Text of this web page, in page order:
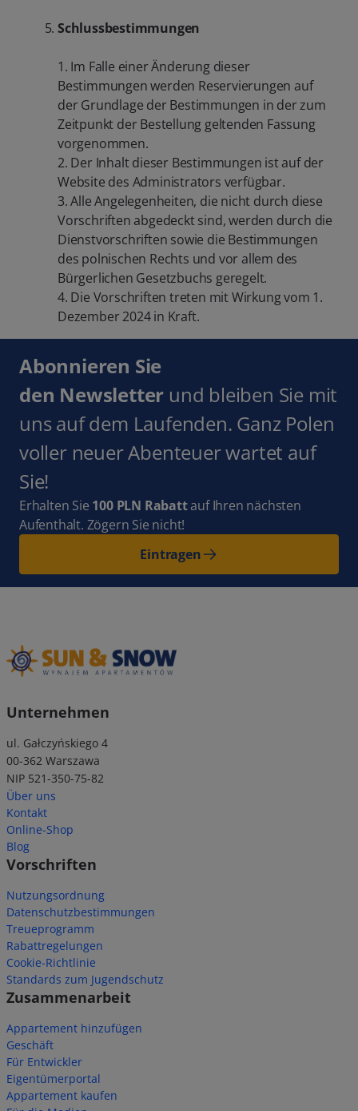
Schlussbestimmungen
1. Im Falle einer Änderung dieser
Bestimmungen werden Reservierungen auf
der Grundlage der Bestimmungen in der zum
Zeitpunkt der Bestellung geltenden Fassung
vorgenommen.
2. Der Inhalt dieser Bestimmungen ist auf der
Website des Administrators verfügbar.
3. Alle Angelegenheiten, die nicht durch diese
Vorschriften abgedeckt sind, werden durch die
Dienstvorschriften sowie die Bestimmungen
des polnischen Rechts und vor allem des
Bürgerlichen Gesetzbuchs geregelt.
4. Die Vorschriften treten mit Wirkung vom 1.
Dezember 2024 in Kraft.
Abonnieren Sie
den Newsletter und bleiben Sie mit
uns auf dem Laufenden. Ganz Polen
voller neuer Abenteuer wartet auf
Sie!
Erhalten Sie 100 PLN Rabattauf Ihren nächsten
Aufenthalt. Zögern Sie nicht!
Eintragen
Unternehmen
ul. Gałczyńskiego 4
00-362 Warszawa
NIP 521-350-75-82
Über uns
Kontakt
Online-Shop
Blog
Vorschriften
Nutzungsordnung
Datenschutzbestimmungen
Treueprogramm
Rabattregelungen
Cookie-Richtlinie
Standards zum Jugendschutz
Zusammenarbeit
Appartement hinzufügen
Geschäft
Für Entwickler
Eigentümerportal
Appartement kaufen